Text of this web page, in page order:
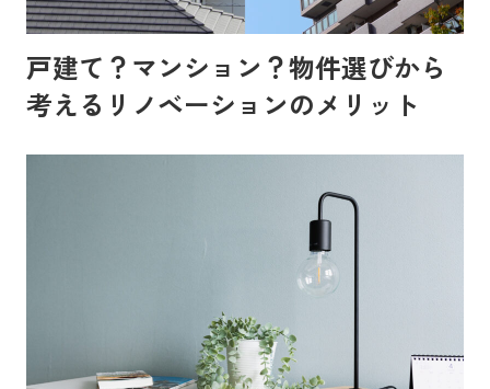
戸建て？マンション？物件選びから
考えるリノベーションのメリット